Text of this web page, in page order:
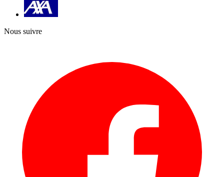
Nous suivre